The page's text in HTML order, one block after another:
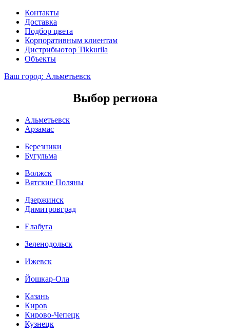
Контакты
Доставка
Подбор цвета
Корпоративным клиентам
Дистрибьютор Tikkurila
Объекты
Ваш город: Альметьевск
Выбор региона
Альметьевск
Арзамас
Березники
Бугульма
Волжск
Вятские Поляны
Дзержинск
Димитровград
Елабуга
Зеленодольск
Ижевск
Йошкар-Ола
Казань
Киров
Кирово-Чепецк
Кузнецк